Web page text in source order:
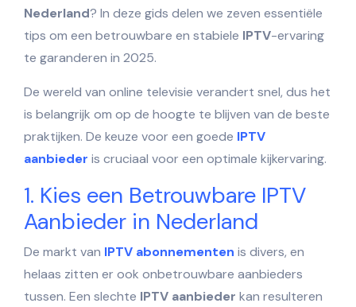
Nederland? In deze gids delen we zeven essentiële
tips om een betrouwbare en stabiele IPTV-ervaring
te garanderen in 2025.
De wereld van online televisie verandert snel, dus het
is belangrijk om op de hoogte te blijven van de beste
praktijken. De keuze voor een goede IPTV
aanbieder is cruciaal voor een optimale kijkervaring.
1. Kies een Betrouwbare IPTV
Aanbieder in Nederland
De markt van IPTV abonnementen is divers, en
helaas zitten er ook onbetrouwbare aanbieders
tussen. Een slechte IPTV aanbieder kan resulteren